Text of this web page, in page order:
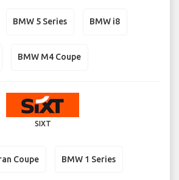
BMW 5 Series BMW i8
BMW M4 Coupe
SIXT
Coupe BMW 1 Series